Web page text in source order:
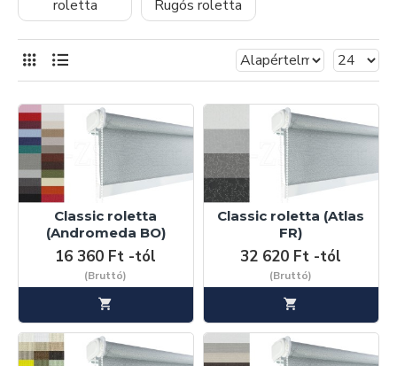
roletta
Rugós roletta
Classic roletta
(Andromeda BO)
16 360 Ft -tól
(Bruttó)
Classic roletta (Atlas
FR)
32 620 Ft -tól
(Bruttó)